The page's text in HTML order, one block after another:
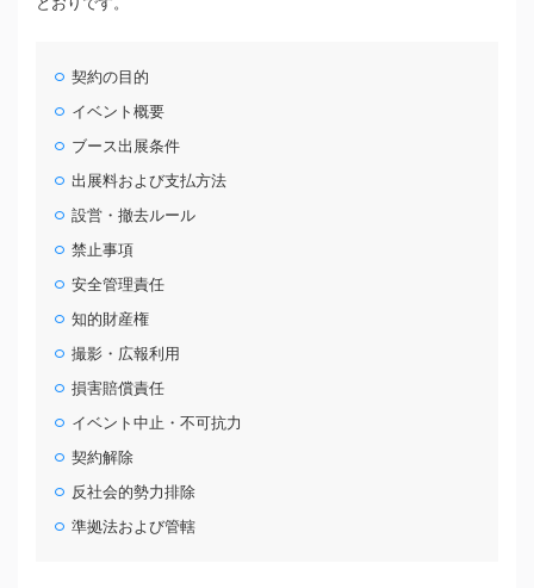
契約の目的
イベント概要
ブース出展条件
出展料および支払方法
設営・撤去ルール
禁止事項
安全管理責任
知的財産権
撮影・広報利用
損害賠償責任
イベント中止・不可抗力
契約解除
反社会的勢力排除
準拠法および管轄